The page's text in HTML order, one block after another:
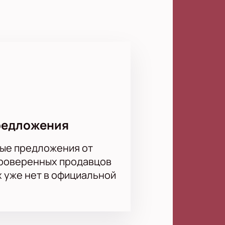
энергию живого
помогут подобрать
подходящий вариант. Не
предложения от
продавцов
нет в официальной